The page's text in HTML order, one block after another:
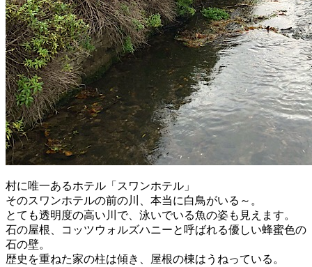
村に唯一あるホテル「スワンホテル」
そのスワンホテルの前の川、本当に白鳥がいる～。
とても透明度の高い川で、泳いでいる魚の姿も見えます。
石の屋根、コッツウォルズハニーと呼ばれる優しい蜂蜜色の
石の壁。
歴史を重ねた家の柱は傾き、屋根の棟はうねっている。